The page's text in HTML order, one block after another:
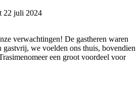
22 juli 2024
verwachtingen! De gastheren waren
we voelden ons thuis, bovendien
een groot voordeel voor